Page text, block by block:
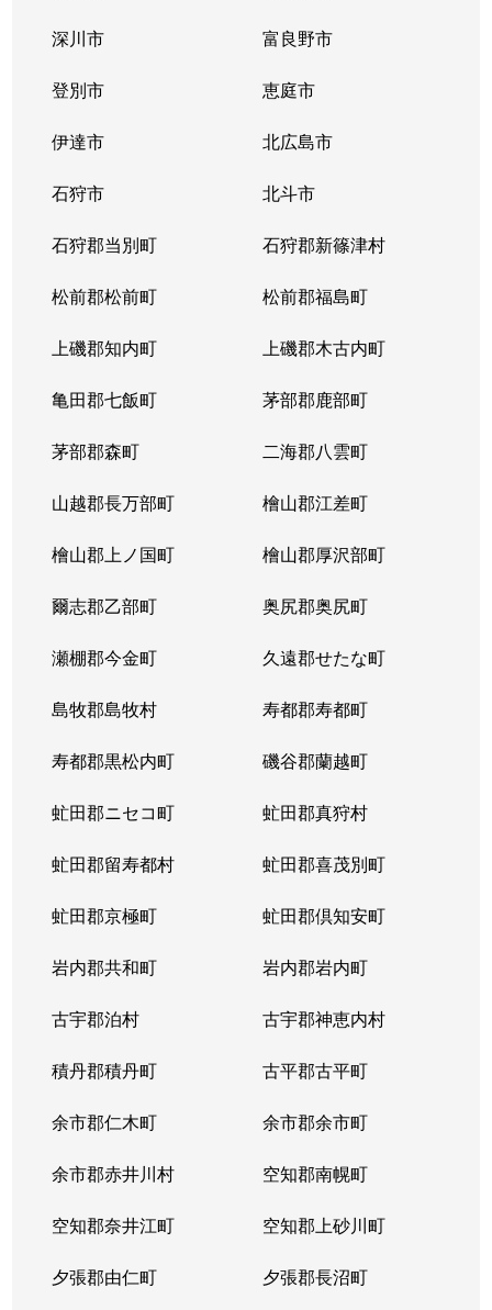
深川市 富良野市
登別市 恵庭市
伊達市 北広島市
石狩市 北斗市
石狩郡当別町 石狩郡新篠津村
松前郡松前町 松前郡福島町
上磯郡知内町 上磯郡木古内町
亀田郡七飯町 茅部郡鹿部町
茅部郡森町 二海郡八雲町
山越郡長万部町 檜山郡江差町
檜山郡上ノ国町 檜山郡厚沢部町
爾志郡乙部町 奥尻郡奥尻町
瀬棚郡今金町 久遠郡せたな町
島牧郡島牧村 寿都郡寿都町
寿都郡黒松内町 磯谷郡蘭越町
虻田郡ニセコ町 虻田郡真狩村
虻田郡留寿都村 虻田郡喜茂別町
虻田郡京極町 虻田郡倶知安町
岩内郡共和町 岩内郡岩内町
古宇郡泊村 古宇郡神恵内村
積丹郡積丹町 古平郡古平町
余市郡仁木町 余市郡余市町
余市郡赤井川村 空知郡南幌町
空知郡奈井江町 空知郡上砂川町
夕張郡由仁町 夕張郡長沼町